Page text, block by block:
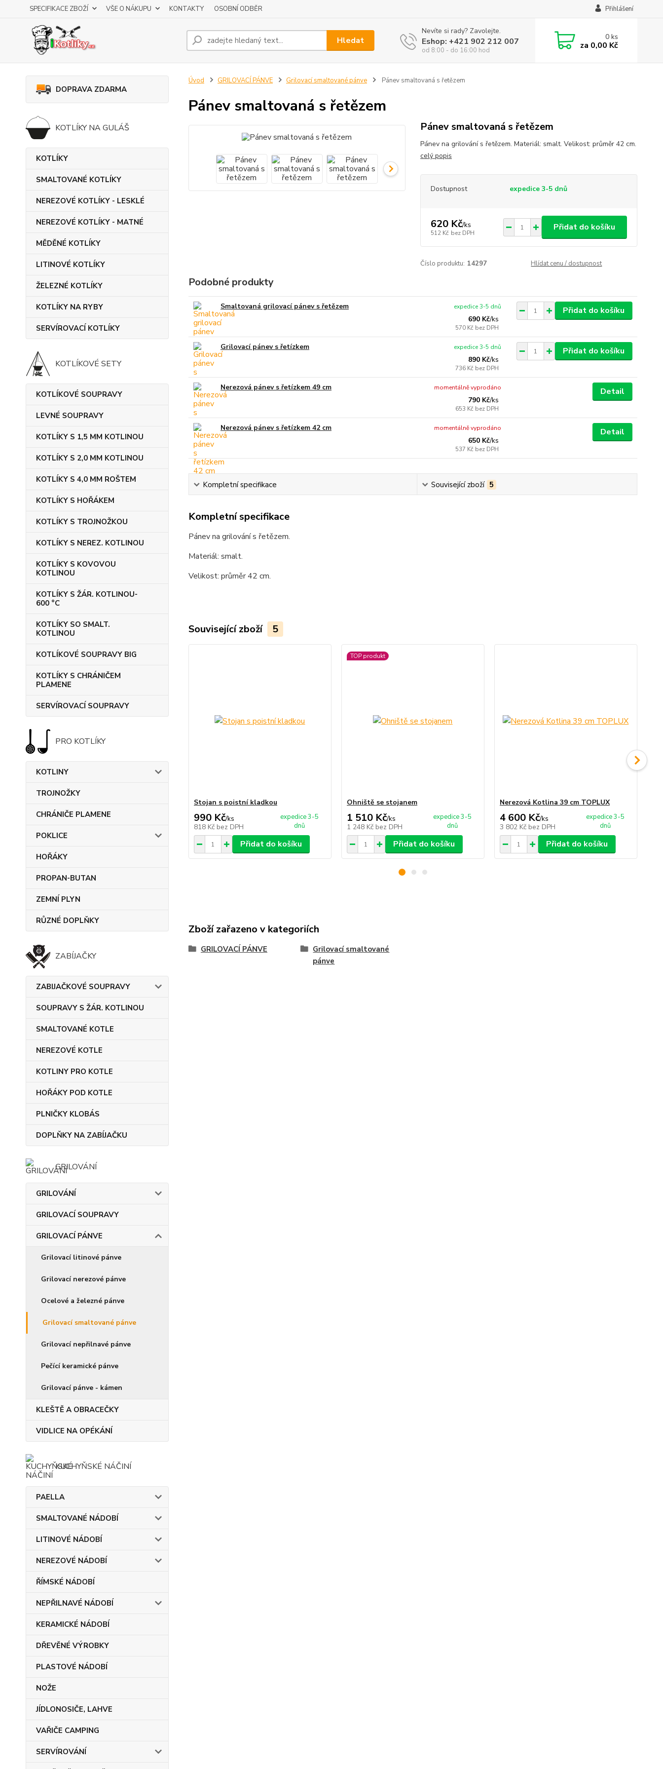
SPECIFIKACE ZBOŽÍ VŠE O NÁKUPU KONTAKTY OSOBNÍ ODBĚR Přihlášení
Hledat
Nevíte si rady? Zavolejte.
Eshop: +421 902 212 007
od 8:00 - do 16:00 hod
0ks
za 0,00 Kč
DOPRAVA ZDARMA
KOTLÍKY NA GULÁŠ
KOTLÍKY
SMALTOVANÉ KOTLÍKY
NEREZOVÉ KOTLÍKY - LESKLÉ
NEREZOVÉ KOTLÍKY - MATNÉ
MĚDĚNÉ KOTLÍKY
LITINOVÉ KOTLÍKY
ŽELEZNÉ KOTLÍKY
KOTLÍKY NA RYBY
SERVÍROVACÍ KOTLÍKY
KOTLÍKOVÉ SETY
KOTLÍKOVÉ SOUPRAVY
LEVNÉ SOUPRAVY
KOTLÍKY S 1,5 MM KOTLINOU
KOTLÍKY S 2,0 MM KOTLINOU
KOTLÍKY S 4,0 MM ROŠTEM
KOTLÍKY S HOŘÁKEM
KOTLÍKY S TROJNOŽKOU
KOTLÍKY S NEREZ. KOTLINOU
KOTLÍKY S KOVOVOU
KOTLINOU
KOTLÍKY S ŽÁR. KOTLINOU-
600 °C
KOTLÍKY SO SMALT.
KOTLINOU
KOTLÍKOVÉ SOUPRAVY BIG
KOTLÍKY S CHRÁNIČEM
PLAMENE
SERVÍROVACÍ SOUPRAVY
PRO KOTLÍKY
KOTLINY
TROJNOŽKY
CHRÁNIČE PLAMENE
POKLICE
HOŘÁKY
PROPAN-BUTAN
ZEMNÍ PLYN
RŮZNÉ DOPLŇKY
ZABÍJAČKY
ZABIJAČKOVÉ SOUPRAVY
SOUPRAVY S ŽÁR. KOTLINOU
SMALTOVANÉ KOTLE
NEREZOVÉ KOTLE
KOTLINY PRO KOTLE
HOŘÁKY POD KOTLE
PLNIČKY KLOBÁS
DOPLŇKY NA ZABÍJAČKU
GRILOVÁNÍ
GRILOVÁNÍ
GRILOVACÍ SOUPRAVY
GRILOVACÍ PÁNVE
Grilovací litinové pánve
Grilovací nerezové pánve
Ocelové a železné pánve
Grilovací smaltované pánve
Grilovací nepřilnavé pánve
Pečící keramické pánve
Grilovací pánve - kámen
KLEŠTĚ A OBRACEČKY
VIDLICE NA OPÉKÁNÍ
KUCHYŇSKÉ NÁČINÍ
PAELLA
SMALTOVANÉ NÁDOBÍ
LITINOVÉ NÁDOBÍ
NEREZOVÉ NÁDOBÍ
ŘÍMSKÉ NÁDOBÍ
NEPŘILNAVÉ NÁDOBÍ
KERAMICKÉ NÁDOBÍ
DŘEVĚNÉ VÝROBKY
PLASTOVÉ NÁDOBÍ
NOŽE
JÍDLONOSIČE, LAHVE
VAŘIČE CAMPING
SERVÍROVÁNÍ
Úvod GRILOVACÍ PÁNVE Grilovací smaltované pánve Pánev smaltovaná s řetězem
Pánev smaltovaná s řetězem
Pánev smaltovaná s řetězem
Pánev na grilování s řetězem. Materiál: smalt. Velikost: průměr 42 cm.
celý popis
Dostupnost expedice 3-5 dnů
620 Kč/ks
512 Kč bez DPH
Přidat do košíku
Číslo produktu: 14297 Hlídat cenu / dostupnost
Podobné produkty
Smaltovaná grilovací pánev s řetězem
690 Kč/ks
570 Kč bez DPH
expedice 3-5 dnů Přidat do košíku
Grilovací pánev s řetízkem
890 Kč/ks
736 Kč bez DPH
expedice 3-5 dnů Přidat do košíku
Nerezová pánev s řetízkem 49 cm
790 Kč/ks
653 Kč bez DPH
momentálně vyprodáno Detail
Nerezová pánev s řetízkem 42 cm
650 Kč/ks
537 Kč bez DPH
momentálně vyprodáno Detail
Kompletní specifikace Související zboží 5
Kompletní specifikace
Pánev na grilování s řetězem.
Materiál: smalt.
Velikost: průměr 42 cm.
Související zboží 5
Stojan s poistní kladkou
990 Kč/ks
818 Kč bez DPH
expedice 3-5
dnů
Přidat do košíku
TOP produkt
Ohniště se stojanem
1 510 Kč/ks
1 248 Kč bez DPH
expedice 3-5
dnů
Přidat do košíku
Nerezová Kotlina 39 cm TOPLUX
4 600 Kč/ks
3 802 Kč bez DPH
expedice 3-5
dnů
Přidat do košíku
Zboží zařazeno v kategoriích
GRILOVACÍ PÁNVE
Grilovací smaltované
pánve